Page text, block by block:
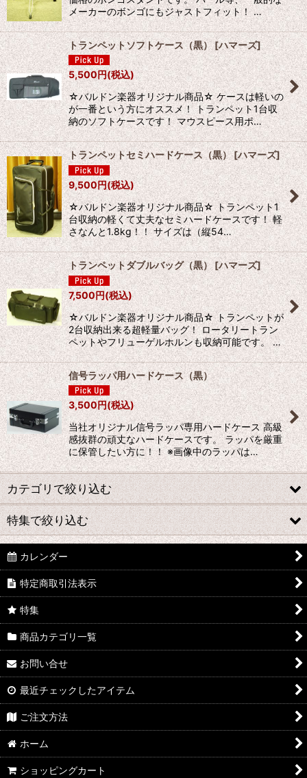
メーカーのボンゴにもジャストフィット！ …
トランペットソフトケース（黒）[ハマーズ]
5,500円(税込)
☆バルドン楽器オリジナル商品☆ ケースは軽いの
が一番という方にオススメ！ トランペット1台収
納のソフトケースです！ マウスピース用ポ…
トランペットセミハードケース（黒） [ハマーズ]
9,500円(税込)
☆バルドン楽器オリジナル商品☆ トランペット1
台収納の軽くて丈夫なセミハードケースです！ 軽
さなんと1.8kg！！ サイズは（縦54…
トランペットダブルバッグ（黒） [ハマーズ]
7,500円(税込)
☆バルドン楽器オリジナル商品☆ トランペットが
2台収納出来る超軽量バッグ！ ロータリートラン
ペットやフリューゲルホルンも収納可能です。 …
信号ラッパ用ハードケース（黒）
3,500円(税込)
当社オリジナル信号ラッパ専用ハードケース 高級
感抜群の頑丈なハードケースです。 ラッパを厳重
に保管したい方に！！ ※画像中のラッパは…
カテゴリで絞り込む
木管楽器
金管楽器
リード
マウスピース＆リガチャー
楽器関連小物
お手入れ用品
打楽器
祭りラッパ
特集で絞り込む
中古楽器情報
オリジナルブランドHamars(ハマーズ)
カレンダー
特定商取引法表示
特集
商品カテゴリ一覧
お問い合せ
最近チェックしたアイテム
ご注文方法
ホーム
ショッピングカート